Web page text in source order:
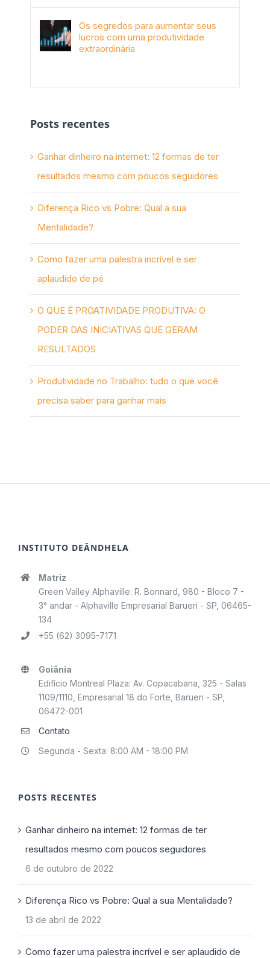
Os segredos para aumentar seus
lucros com uma produtividade
extraordinária
Posts recentes
Ganhar dinheiro na internet: 12 formas de ter
resultados mesmo com poucos seguidores
Diferença Rico vs Pobre: Qual a sua
Mentalidade?
Como fazer uma palestra incrível e ser
aplaudido de pé
O QUE É PROATIVIDADE PRODUTIVA: O
PODER DAS INICIATIVAS QUE GERAM
RESULTADOS
Produtividade no Trabalho: tudo o que você
precisa saber para ganhar mais
INSTITUTO DEÂNDHELA
Matriz
Green Valley Alphaville: R. Bonnard, 980 - Bloco 7 -
3° andar - Alphaville Empresarial Barueri - SP, 06465-
134
+55 (62) 3095-7171
Goiânia
Edifício Montreal Plaza: Av. Copacabana, 325 - Salas
1109/1110, Empresarial 18 do Forte, Barueri - SP,
06472-001
Contato
Segunda - Sexta: 8:00 AM - 18:00 PM
POSTS RECENTES
Ganhar dinheiro na internet: 12 formas de ter
resultados mesmo com poucos seguidores
6 de outubro de 2022
Diferença Rico vs Pobre: Qual a sua Mentalidade?
13 de abril de 2022
Como fazer uma palestra incrível e ser aplaudido de